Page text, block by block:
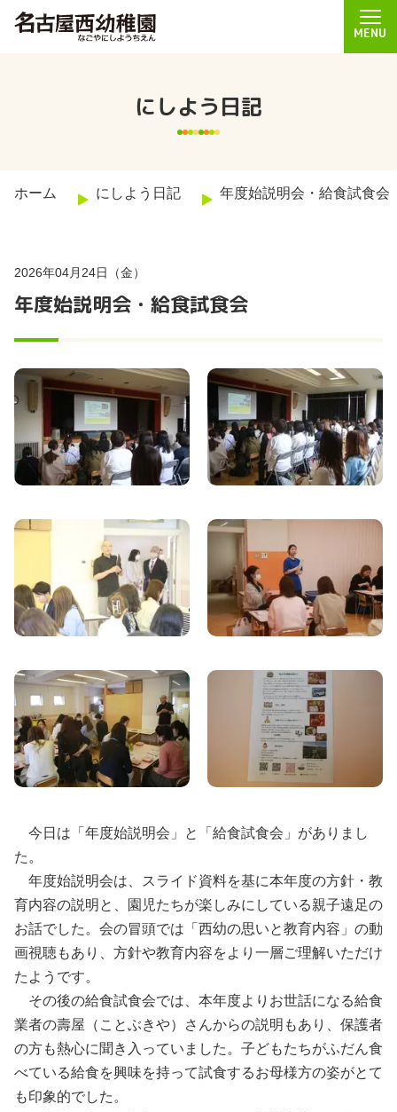
MENU
にしよう日記
ホーム にしよう日記 年度始説明会・給食試食会
2026年04月24日（金）
年度始説明会・給食試食会
今日は「年度始説明会」と「給食試食会」がありまし
た。
年度始説明会は、スライド資料を基に本年度の方針・教
育内容の説明と、園児たちが楽しみにしている親子遠足の
お話でした。会の冒頭では「西幼の思いと教育内容」の動
画視聴もあり、方針や教育内容をより一層ご理解いただけ
たようです。
その後の給食試食会では、本年度よりお世話になる給食
業者の壽屋（ことぶきや）さんからの説明もあり、保護者
の方も熱心に聞き入っていました。子どもたちがふだん食
べている給食を興味を持って試食するお母様方の姿がとて
も印象的でした。